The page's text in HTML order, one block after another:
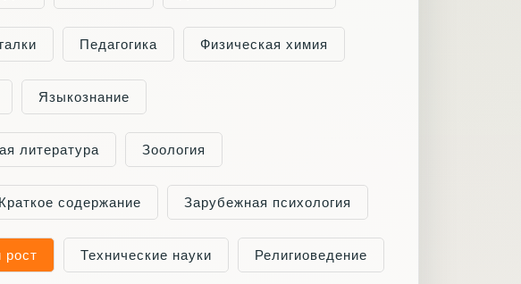
Педагогика Физическая химия
Языкознание
литература Зоология
Краткое содержание Зарубежная психология
рост Технические науки Религиоведение